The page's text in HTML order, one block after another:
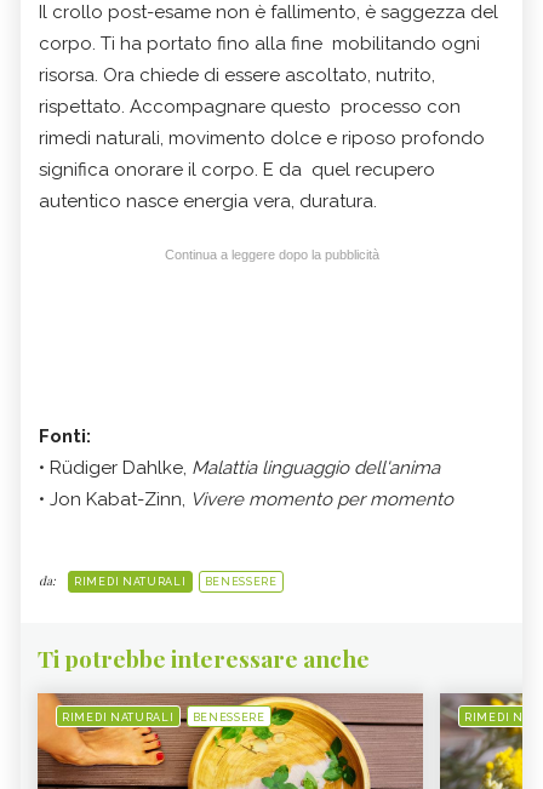
Il crollo post-esame non è fallimento, è saggezza del
corpo. Ti ha portato fino alla fine mobilitando ogni
risorsa. Ora chiede di essere ascoltato, nutrito,
rispettato. Accompagnare questo processo con
rimedi naturali, movimento dolce e riposo profondo
significa onorare il corpo. E da quel recupero
autentico nasce energia vera, duratura.
Continua a leggere dopo la pubblicità
Fonti:
• Rüdiger Dahlke, Malattia linguaggio dell'anima
• Jon Kabat-Zinn, Vivere momento per momento
da: RIMEDI NATURALI BENESSERE
Ti potrebbe interessare anche
RIMEDI NATURALI BENESSERE RIMEDI